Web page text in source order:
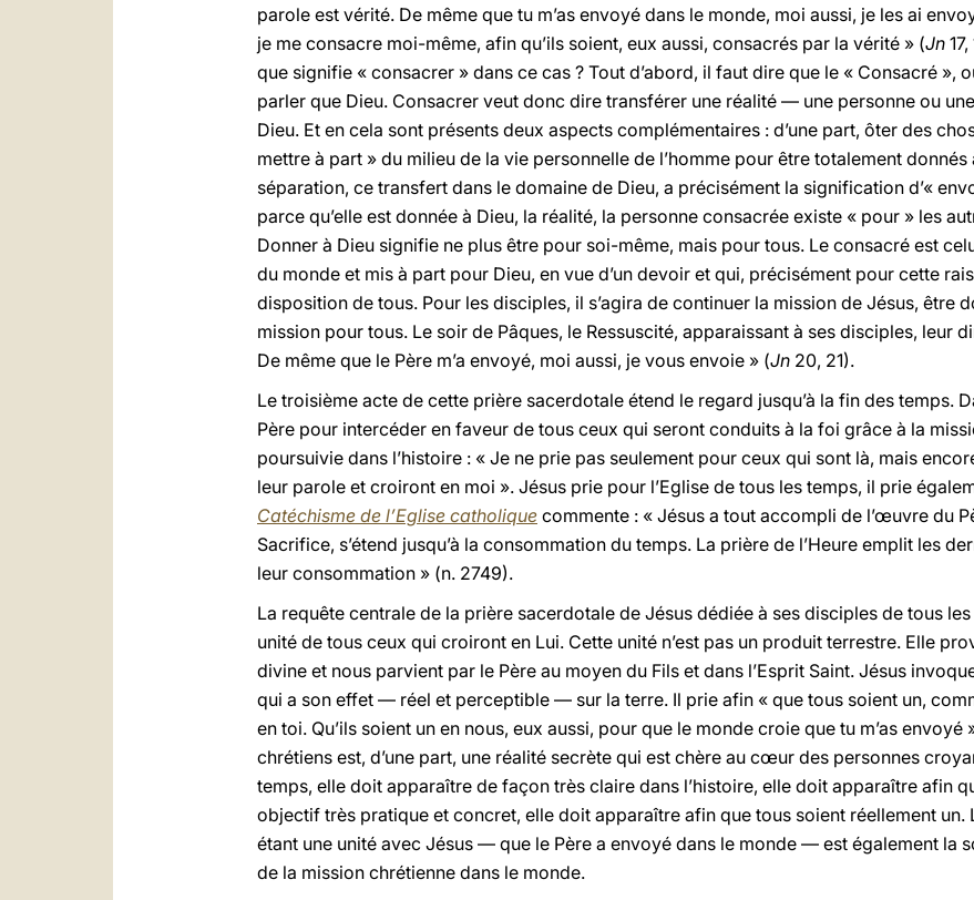
parole est vérité. De même que tu m’as envoyé dans le monde, moi aussi, je les ai
je me consacre moi-même, afin qu’ils soient, eux aussi, consacrés par la vérité » (Jn
que signifie « consacrer » dans ce cas ? Tout d’abord, il faut dire que le « Consacré »,
parler que Dieu. Consacrer veut donc dire transférer une réalité — une personne ou
Dieu. Et en cela sont présents deux aspects complémentaires : d’une part, ôter des
mettre à part » du milieu de la vie personnelle de l’homme pour être totalement donnés
séparation, ce transfert dans le domaine de Dieu, a précisément la signification d’«
parce qu’elle est donnée à Dieu, la réalité, la personne consacrée existe « pour » les
Donner à Dieu signifie ne plus être pour soi-même, mais pour tous. Le consacré est
du monde et mis à part pour Dieu, en vue d’un devoir et qui, précisément pour cette
disposition de tous. Pour les disciples, il s’agira de continuer la mission de Jésus, être
mission pour tous. Le soir de Pâques, le Ressuscité, apparaissant à ses disciples, leur
De même que le Père m’a envoyé, moi aussi, je vous envoie » (Jn 20, 21).
Le troisième acte de cette prière sacerdotale étend le regard jusqu’à la fin des temps.
Père pour intercéder en faveur de tous ceux qui seront conduits à la foi grâce à la
poursuivie dans l’histoire : « Je ne prie pas seulement pour ceux qui sont là, mais
leur parole et croiront en moi ». Jésus prie pour l’Eglise de tous les temps, il prie
Catéchisme de l’Eglise catholique commente : « Jésus a tout accompli de l’œuvre du
Sacrifice, s’étend jusqu’à la consommation du temps. La prière de l’Heure emplit les
leur consommation » (n. 2749).
La requête centrale de la prière sacerdotale de Jésus dédiée à ses disciples de tous
unité de tous ceux qui croiront en Lui. Cette unité n’est pas un produit terrestre. Elle
divine et nous parvient par le Père au moyen du Fils et dans l’Esprit Saint. Jésus
qui a son effet — réel et perceptible — sur la terre. Il prie afin « que tous soient un,
en toi. Qu’ils soient un en nous, eux aussi, pour que le monde croie que tu m’as envoyé
chrétiens est, d’une part, une réalité secrète qui est chère au cœur des personnes
temps, elle doit apparaître de façon très claire dans l’histoire, elle doit apparaître afin
objectif très pratique et concret, elle doit apparaître afin que tous soient réellement un.
étant une unité avec Jésus — que le Père a envoyé dans le monde — est également la
de la mission chrétienne dans le monde.